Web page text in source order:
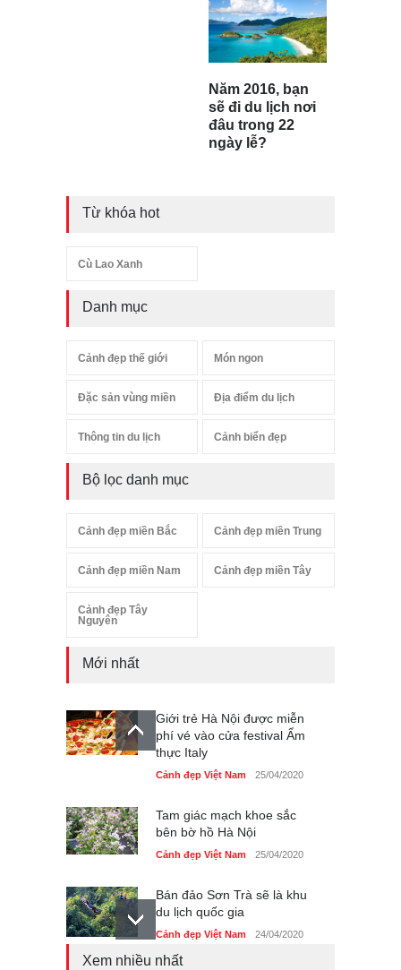
Năm 2016, bạn
sẽ đi du lịch nơi
đâu trong 22
ngày lễ?
Từ khóa hot
Cù Lao Xanh
Danh mục
Cảnh đẹp thế giới Món ngon
Đặc sản vùng miền Địa điểm du lịch
Thông tin du lịch Cảnh biển đẹp
Bộ lọc danh mục
Cảnh đẹp miền Bắc Cảnh đẹp miền Trung
Cảnh đẹp miền Nam Cảnh đẹp miền Tây
Cảnh đẹp Tây
Nguyên
Mới nhất
Giới trẻ Hà Nội được miễn
phí vé vào cửa festival Ẩm
thực Italy
Cảnh đẹp Việt Nam 25/04/2020
Tam giác mạch khoe sắc
bên bờ hồ Hà Nội
Cảnh đẹp Việt Nam 25/04/2020
Bán đảo Sơn Trà sẽ là khu
du lịch quốc gia
Cảnh đẹp Việt Nam 24/04/2020
Xem nhiều nhất